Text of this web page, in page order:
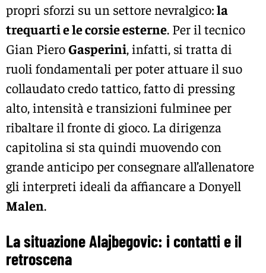
propri sforzi su un settore nevralgico:la
trequarti e le corsie esterne. Per il tecnico
Gian PieroGasperini, infatti, si tratta di
ruoli fondamentali per poter attuare il suo
collaudato credo tattico, fatto di pressing
alto, intensità e transizioni fulminee per
ribaltare il fronte di gioco. La dirigenza
capitolina si sta quindi muovendo con
grande anticipo per consegnare all’allenatore
gli interpreti ideali da affiancare a Donyell
Malen.
La situazione Alajbegovic: i contatti e il
retroscena